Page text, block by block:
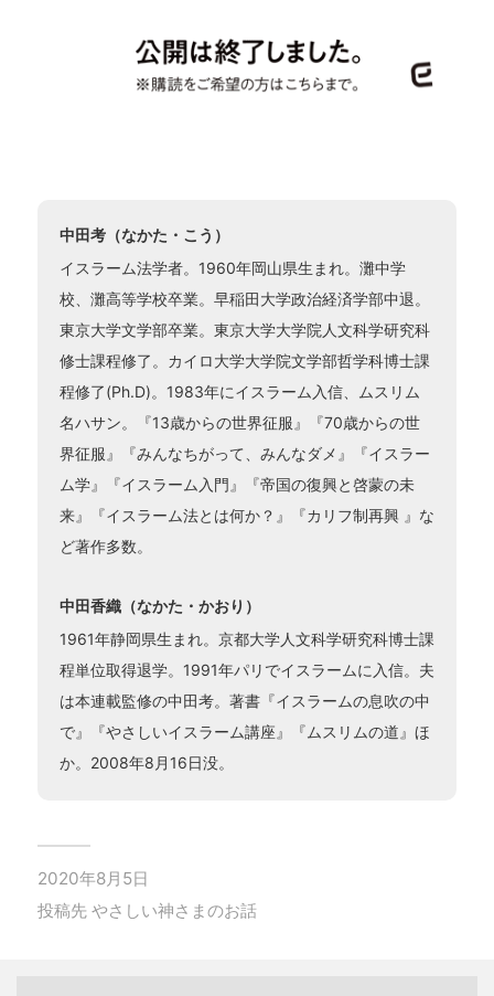
中田考（なかた・こう）
イスラーム法学者。1960年岡山県生まれ。灘中学
校、灘高等学校卒業。早稲田大学政治経済学部中退。
東京大学文学部卒業。東京大学大学院人文科学研究科
修士課程修了。カイロ大学大学院文学部哲学科博士課
程修了(Ph.D)。1983年にイスラーム入信、ムスリム
名ハサン。『13歳からの世界征服』『70歳からの世
界征服』『みんなちがって、みんなダメ』『イスラー
ム学』『イスラーム入門』『帝国の復興と啓蒙の未
来』『イスラーム法とは何か？』『カリフ制再興 』な
ど著作多数。
中田香織（なかた・かおり）
1961年静岡県生まれ。京都大学人文科学研究科博士課
程単位取得退学。1991年パリでイスラームに入信。夫
は本連載監修の中田考。著書『イスラームの息吹の中
で』『やさしいイスラーム講座』『ムスリムの道』ほ
か。2008年8月16日没。
2020年8月5日
投稿先 やさしい神さまのお話